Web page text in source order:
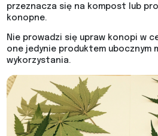
przeznacza się na kompost lub
konopne.
Nie prowadzi się upraw konopi w
one jedynie produktem ubocznym
wykorzystania.